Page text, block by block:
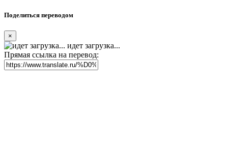
Поделиться переводом
×
идет загрузка...
Прямая ссылка на перевод: